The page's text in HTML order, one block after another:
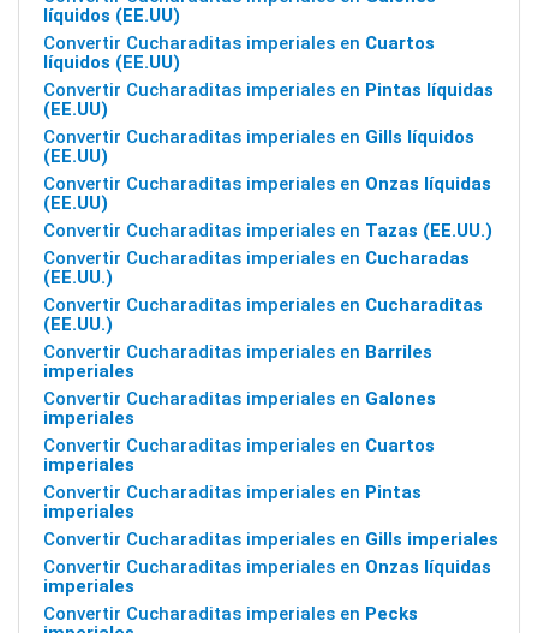
líquidos (EE.UU)
Convertir Cucharaditas imperiales en Cuartos
líquidos (EE.UU)
Convertir Cucharaditas imperiales en Pintas líquidas
(EE.UU)
Convertir Cucharaditas imperiales en Gills líquidos
(EE.UU)
Convertir Cucharaditas imperiales en Onzas líquidas
(EE.UU)
Convertir Cucharaditas imperiales en Tazas (EE.UU.)
Convertir Cucharaditas imperiales en Cucharadas
(EE.UU.)
Convertir Cucharaditas imperiales en Cucharaditas
(EE.UU.)
Convertir Cucharaditas imperiales en Barriles
imperiales
Convertir Cucharaditas imperiales en Galones
imperiales
Convertir Cucharaditas imperiales en Cuartos
imperiales
Convertir Cucharaditas imperiales en Pintas
imperiales
Convertir Cucharaditas imperiales en Gills imperiales
Convertir Cucharaditas imperiales en Onzas líquidas
imperiales
Convertir Cucharaditas imperiales en Pecks